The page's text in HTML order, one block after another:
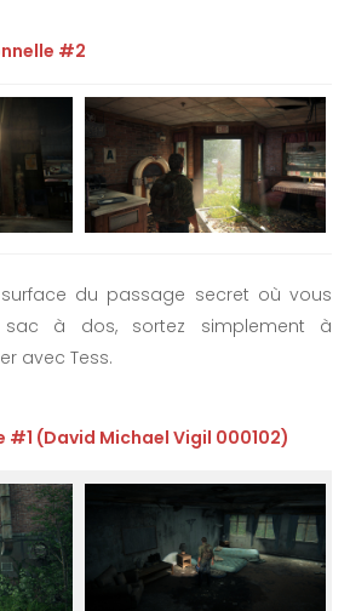
#2
du passage secret où vous
à dos, sortez simplement à
avec Tess.
#1 (David Michael Vigil 000102)